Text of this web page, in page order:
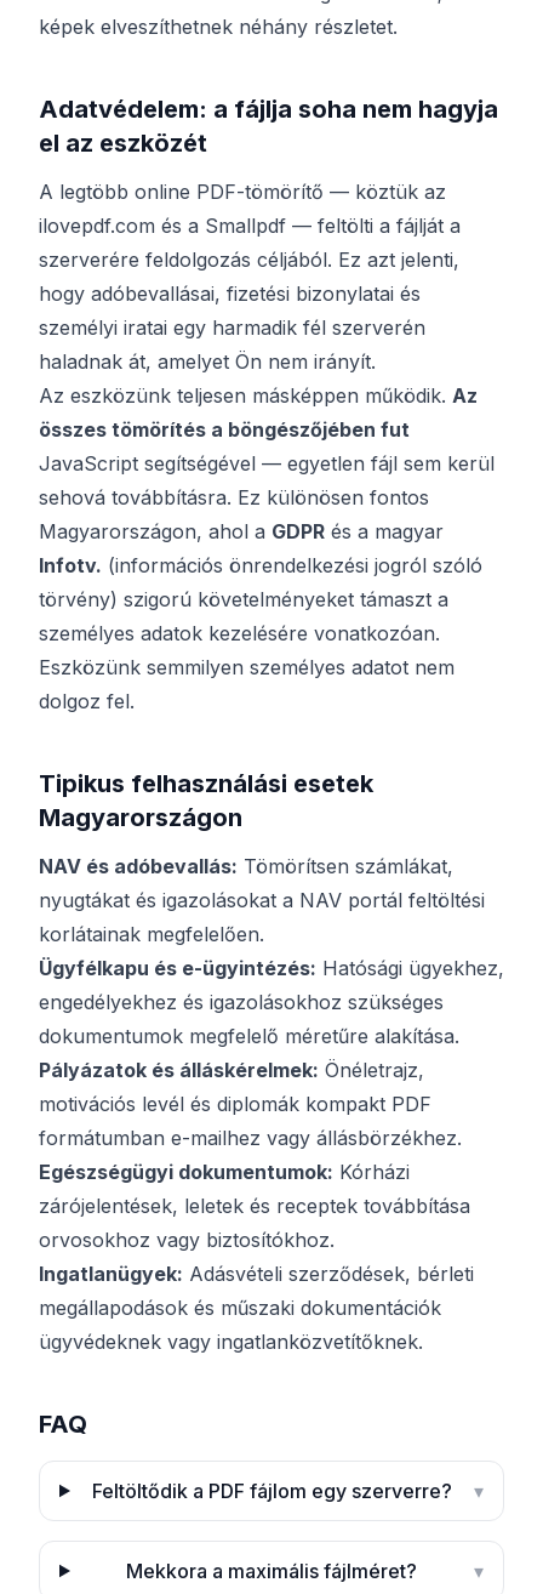
képek elveszíthetnek néhány részletet.
Adatvédelem: a fájlja soha nem hagyja
el az eszközét
A legtöbb online PDF-tömörítő — köztük az
ilovepdf.com és a Smallpdf — feltölti a fájlját a
szerverére feldolgozás céljából. Ez azt jelenti,
hogy adóbevallásai, fizetési bizonylatai és
személyi iratai egy harmadik fél szerverén
haladnak át, amelyet Ön nem irányít.
Az eszközünk teljesen másképpen működik. Az
összes tömörítés a böngészőjében fut
JavaScript segítségével — egyetlen fájl sem kerül
sehová továbbításra. Ez különösen fontos
Magyarországon, ahol a GDPR és a magyar
Infotv. (információs önrendelkezési jogról szóló
törvény) szigorú követelményeket támaszt a
személyes adatok kezelésére vonatkozóan.
Eszközünk semmilyen személyes adatot nem
dolgoz fel.
Tipikus felhasználási esetek
Magyarországon
NAV és adóbevallás: Tömörítsen számlákat,
nyugtákat és igazolásokat a NAV portál feltöltési
korlátainak megfelelően.
Ügyfélkapu és e-ügyintézés: Hatósági ügyekhez,
engedélyekhez és igazolásokhoz szükséges
dokumentumok megfelelő méretűre alakítása.
Pályázatok és álláskérelmek: Önéletrajz,
motivációs levél és diplomák kompakt PDF
formátumban e-mailhez vagy állásbörzékhez.
Egészségügyi dokumentumok: Kórházi
zárójelentések, leletek és receptek továbbítása
orvosokhoz vagy biztosítókhoz.
Ingatlanügyek: Adásvételi szerződések, bérleti
megállapodások és műszaki dokumentációk
ügyvédeknek vagy ingatlanközvetítőknek.
FAQ
Feltöltődik a PDF fájlom egy szerverre? ▾
Mekkora a maximális fájlméret? ▾